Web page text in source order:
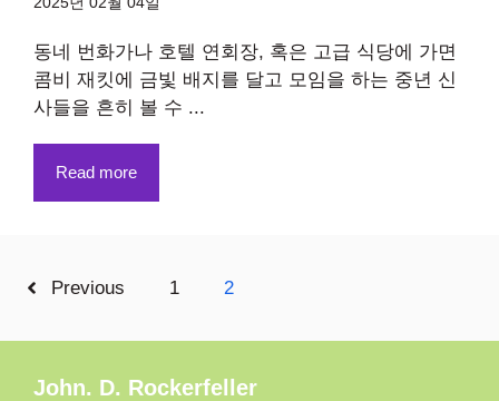
동네 번화가나 호텔 연회장, 혹은 고급 식당에 가면
콤비 재킷에 금빛 배지를 달고 모임을 하는 중년 신
사들을 흔히 볼 수 ...
Read more
Previous 1 2
John. D. Rockerfeller